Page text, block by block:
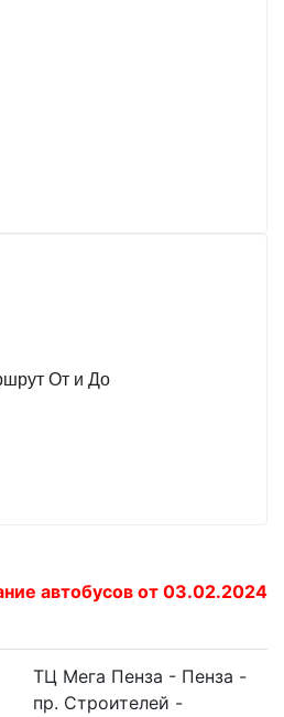
От и До
автобусов от 03.02.2024
ТЦ Мега Пенза - Пенза -
пр. Строителей -